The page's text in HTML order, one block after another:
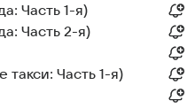
Часть 1-я)
Часть 2-я)
такси: Часть 1-я)